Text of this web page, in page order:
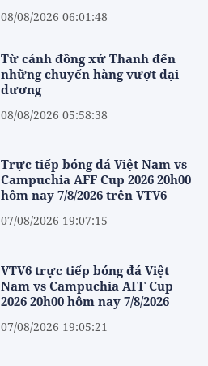
08/08/2026 06:01:48
Từ cánh đồng xứ Thanh đến
những chuyến hàng vượt đại
dương
08/08/2026 05:58:38
Trực tiếp bóng đá Việt Nam vs
Campuchia AFF Cup 2026 20h00
hôm nay 7/8/2026 trên VTV6
07/08/2026 19:07:15
VTV6 trực tiếp bóng đá Việt
Nam vs Campuchia AFF Cup
2026 20h00 hôm nay 7/8/2026
07/08/2026 19:05:21